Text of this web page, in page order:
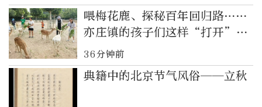
喂梅花鹿、探秘百年回归路……
亦庄镇的孩子们这样“打开”暑
假
36分钟前
典籍中的北京节气风俗——立秋